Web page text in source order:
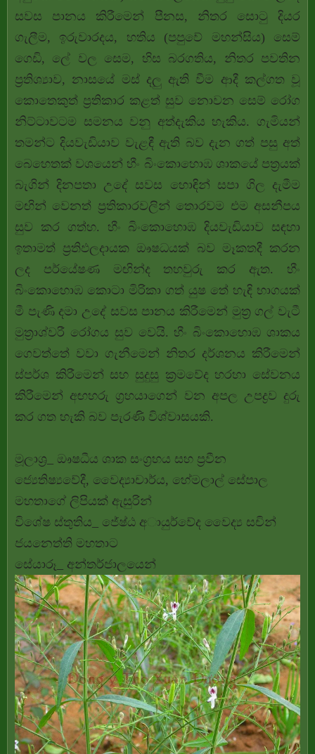
සවස පානය කිරීමෙන් පීනස, නිතර සොටු දියර
ගැලීම, ඉරුවාරදය, හතිය (පපුවේ මහන්සිය) සෙම්
ගෙඩි, ලේ වල සෙම, හිස බරගතිය, නිතර පවතින
ප්‍රතිශ්‍යාව, නාසයේ මස්‌ දලු ඇති වීම ආදී කල්ගත වූ
කොතෙකුත් ප්‍රතිකාර කළත් සුව නොවන සෙම් රෝග
නිට්‌ටාවටම සමනය වනු අත්දැකිය හැකිය. ගැමියන්
තමන්ට දියවැඩියාව වැළඳී ඇති බව දැන ගත් පසු අත්
බෙහෙතක්‌ වශයෙන් හීං බිංකොහොඹ ශාකයේ පත්‍රයක්‌
බැගින් දිනපතා උදේ සවස හොඳින් සපා ගිල දැමීම
මඟින් වෙනත් ප්‍රතිකාරවලින් තොරවම එම අසනීපය
සුව කර ගත්හ. හීං බිංකොහොඹ දියවැඩියාව සඳහා
ඉතාමත් ප්‍රතිඵලදායක ඖෂධයක් බව මෑකතදී කරන
ලද පර්යේෂණ මඟින්ද තහවුරු කර ඇත. හීං
බිංකොහොඹ කොටා මිරිකා ගත් යුෂ තේ හැඳි භාගයක්‌
මී පැණි දමා උදේ සවස පානය කිරීමෙන් මුත්‍ර ගල් වැටී
මුත්‍රාශ්වරී රෝගය සුව වෙයි. හීං බිංකොහොඹ ශාකය
ගෙවත්තේ වවා ගැනීමෙන් නිතර දර්ශනය කිරීමෙන්
ස්‌පර්ශ කිරීමෙන් සහ සුදුසු ක්‍රමවේද හරහා සේවනය
කිරීමෙන් අඟහරු ග්‍රහයාගෙන් වන අපල උපද්‍රව දුරු
කර ගත හැකි බව පැරණි විශ්වාසයකි.
මූලාශ්‍ර_ ඖෂධීය ශාක සංග්‍රහය සහ ප්‍රවීන
ජ්‍යෙතිෂ්‍යවේදී, වෛද්‍යාචාර්ය, හේමලාල් සේපාල
මහතාගේ ලිපියක් ඇසුරින්
විශේෂ ස්තුතිය_ ජේ‍ෂ්ඨ අායුර්වේද වෛද්‍ය සචින්
ජයනෙත්ති මහතාට
සේයාරූ_ අන්තර්ජාලයෙන්